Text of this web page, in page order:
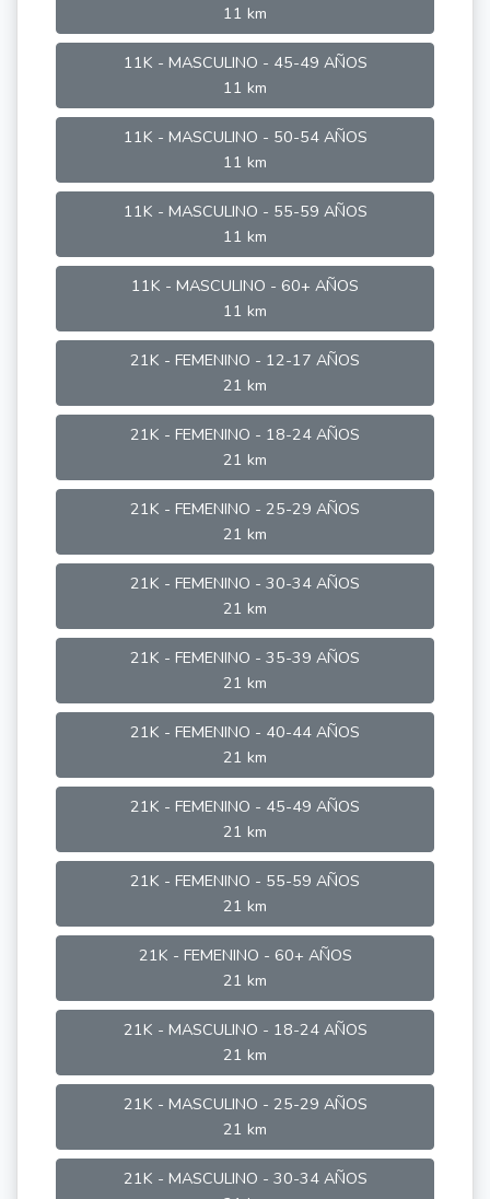
11 km
11K - MASCULINO - 45-49 AÑOS
11 km
11K - MASCULINO - 50-54 AÑOS
11 km
11K - MASCULINO - 55-59 AÑOS
11 km
11K - MASCULINO - 60+ AÑOS
11 km
21K - FEMENINO - 12-17 AÑOS
21 km
21K - FEMENINO - 18-24 AÑOS
21 km
21K - FEMENINO - 25-29 AÑOS
21 km
21K - FEMENINO - 30-34 AÑOS
21 km
21K - FEMENINO - 35-39 AÑOS
21 km
21K - FEMENINO - 40-44 AÑOS
21 km
21K - FEMENINO - 45-49 AÑOS
21 km
21K - FEMENINO - 55-59 AÑOS
21 km
21K - FEMENINO - 60+ AÑOS
21 km
21K - MASCULINO - 18-24 AÑOS
21 km
21K - MASCULINO - 25-29 AÑOS
21 km
21K - MASCULINO - 30-34 AÑOS